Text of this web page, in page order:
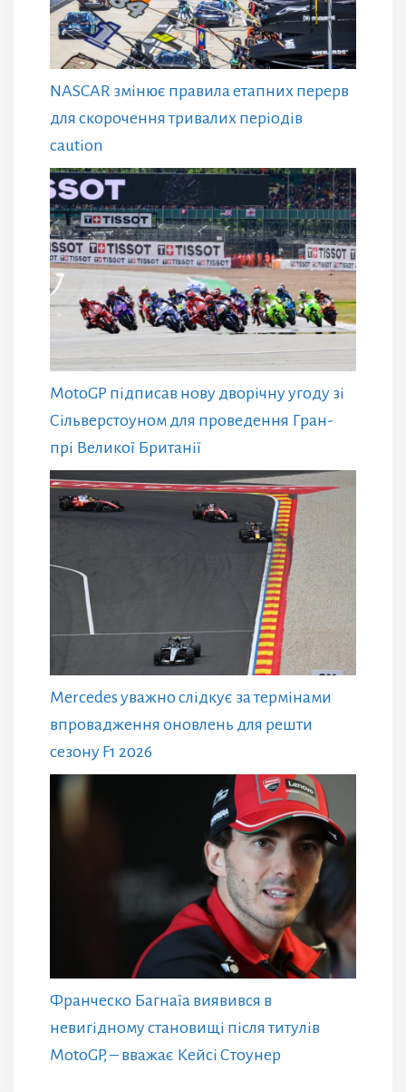
NASCAR змінює правила етапних перерв
для скорочення тривалих періодів
caution
MotoGP підписав нову дворічну угоду зі
Сільверстоуном для проведення Гран-
прі Великої Британії
Mercedes уважно слідкує за термінами
впровадження оновлень для решти
сезону F1 2026
Франческо Багнаїа виявився в
невигідному становищі після титулів
MotoGP, – вважає Кейсі Стоунер